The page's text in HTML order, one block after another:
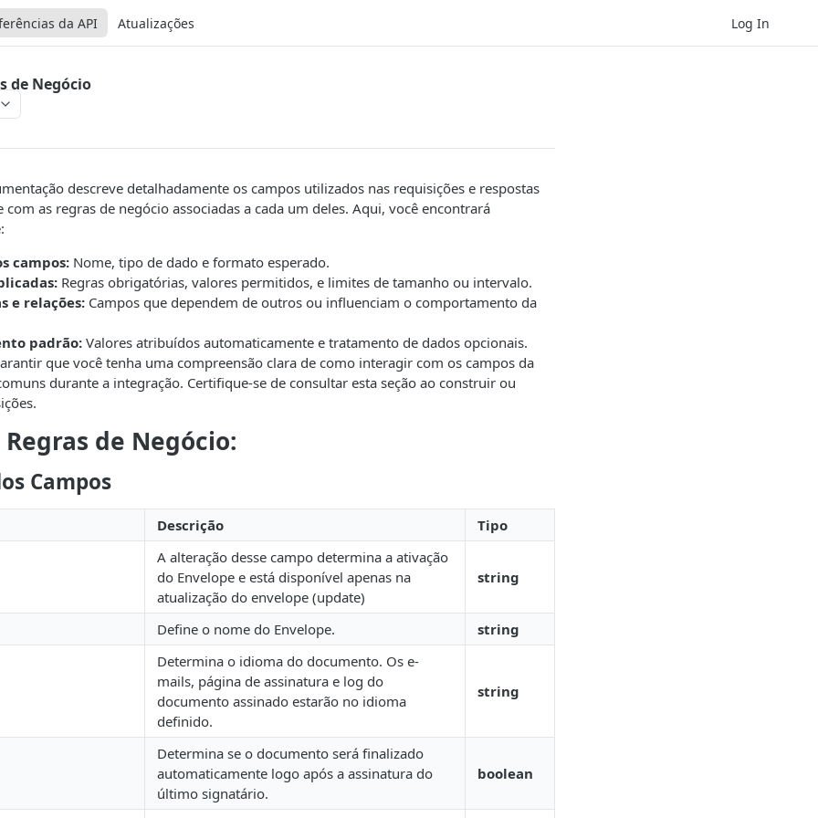
da API Atualizações Log In
de Negócio
descreve detalhadamente os campos utilizados nas requisições e respostas
com as regras de negócio associadas a cada um deles. Aqui, você encontrará
campos: Nome, tipo de dado e formato esperado.
Regras obrigatórias, valores permitidos, e limites de tamanho ou intervalo.
e relações: Campos que dependem de outros ou influenciam o comportamento da
padrão: Valores atribuídos automaticamente e tratamento de dados opcionais.
que você tenha uma compreensão clara de como interagir com os campos da
durante a integração. Certifique-se de consultar esta seção ao construir ou
de Negócio:
Campos
Descrição Tipo
A alteração desse campo determina a ativação
do Envelope e está disponível apenas na
atualização do envelope (update)
string
Define o nome do Envelope. string
Determina o idioma do documento. Os e-
mails, página de assinatura e log do
documento assinado estarão no idioma
definido.
string
Determina se o documento será finalizado
automaticamente logo após a assinatura do
último signatário.
boolean